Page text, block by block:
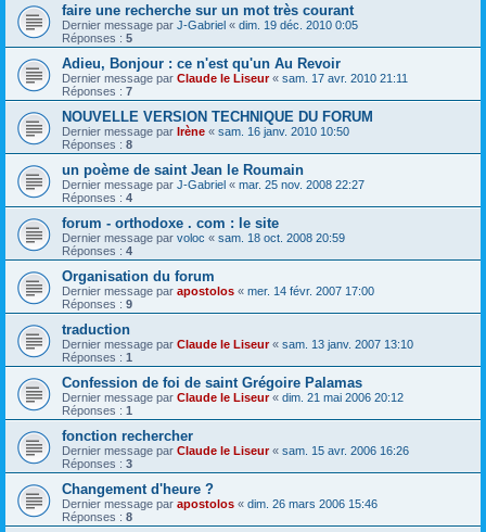
faire une recherche sur un mot très courant
Dernier message par J-Gabriel « dim. 19 déc. 2010 0:05
Réponses : 5
Adieu, Bonjour : ce n'est qu'un Au Revoir
Dernier message par Claude le Liseur« sam. 17 avr. 2010 21:11
Réponses : 7
NOUVELLE VERSION TECHNIQUE DU FORUM
Dernier message par Irène « sam. 16 janv. 2010 10:50
Réponses : 8
un poème de saint Jean le Roumain
Dernier message par J-Gabriel « mar. 25 nov. 2008 22:27
Réponses : 4
forum - orthodoxe . com : le site
Dernier message par voloc « sam. 18 oct. 2008 20:59
Réponses : 4
Organisation du forum
Dernier message par apostolos « mer. 14 févr. 2007 17:00
Réponses : 9
traduction
Dernier message par Claude le Liseur« sam. 13 janv. 2007 13:10
Réponses : 1
Confession de foi de saint Grégoire Palamas
Dernier message par Claude le Liseur« dim. 21 mai 2006 20:12
Réponses : 1
fonction rechercher
Dernier message par Claude le Liseur« sam. 15 avr. 2006 16:26
Réponses : 3
Changement d'heure ?
Dernier message par apostolos « dim. 26 mars 2006 15:46
Réponses : 8